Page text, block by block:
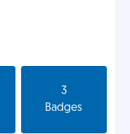
3
Badges